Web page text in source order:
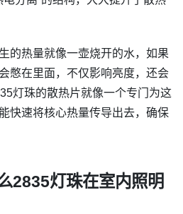
的热量就像一壶烧开的水，如果
憋在里面，不仅影响亮度，还会
灯珠的散热片就像一个专门为这
快速将核心热量传导出去，确保
2835灯珠在室内照明